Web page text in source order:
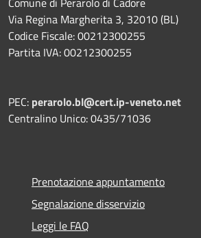
Via Regina Margherita 3, 32010 (BL)
Codice Fiscale: 00212300255
Partita IVA: 00212300255
PEC: perarolo.bl@cert.ip-veneto.net
Centralino Unico: 0435/71036
Prenotazione appuntamento
Segnalazione disservizio
Leggi le FAQ